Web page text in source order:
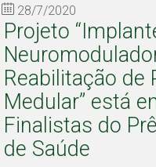
28/7/2020
Projeto
Reabilitação de
Medular” está
Finalistas do
de Saúde